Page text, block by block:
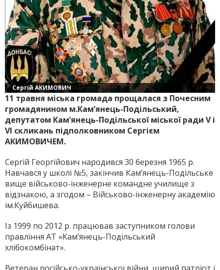
Сергій АКИМОВИЧ
11 травня міська громада прощалася з Почесним
громадянином м.Кам’янець-Подільський,
депутатом Кам’янець-Подільської міської ради V і
VІ скликань підполковником Сергієм
АКИМОВИЧЕМ.
Сергій Георгійович народився 30 березня 1965 р.
Навчався у школі №5, закінчив Кам’янець-Подільське
вище військово-інженерне командне училище з
відзнакою, а згодом – Військово-інженерну академію
ім.Куйбишева.
Із 1999 по 2012 р. працював заступником голови
правління АТ «Кам’янець-Подільський
хлібокомбінат».